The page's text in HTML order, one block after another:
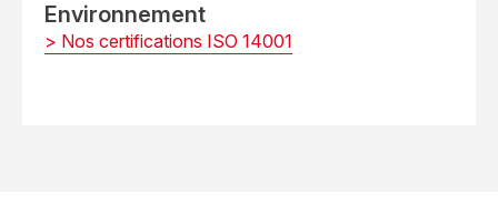
Environnement
> Nos certifications ISO 14001